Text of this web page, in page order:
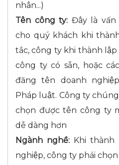
nhân...)
Tên công ty: Đây là
cho quý khách khi
tắc, công ty khi thành
công ty có sẵn, hoặc
đăng tên doanh
Pháp luật. Công ty
chọn được tên công ty
dễ dàng hơn
Ngành nghề: Khi thành
nghiệp, công ty phải